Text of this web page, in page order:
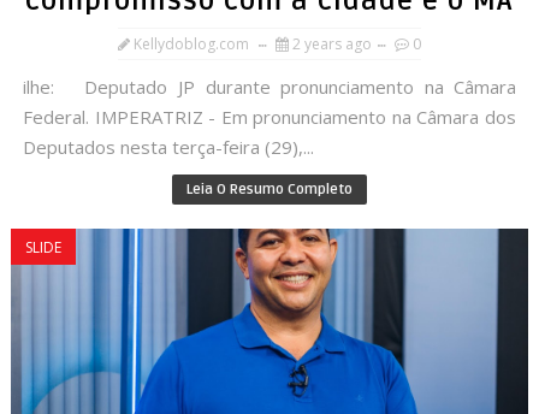
Kellydoblog.com 2 years ago 0
ilhe: Deputado JP durante pronunciamento na Câmara
Federal. IMPERATRIZ - Em pronunciamento na Câmara dos
Deputados nesta terça-feira (29),...
Leia O Resumo Completo
SLIDE